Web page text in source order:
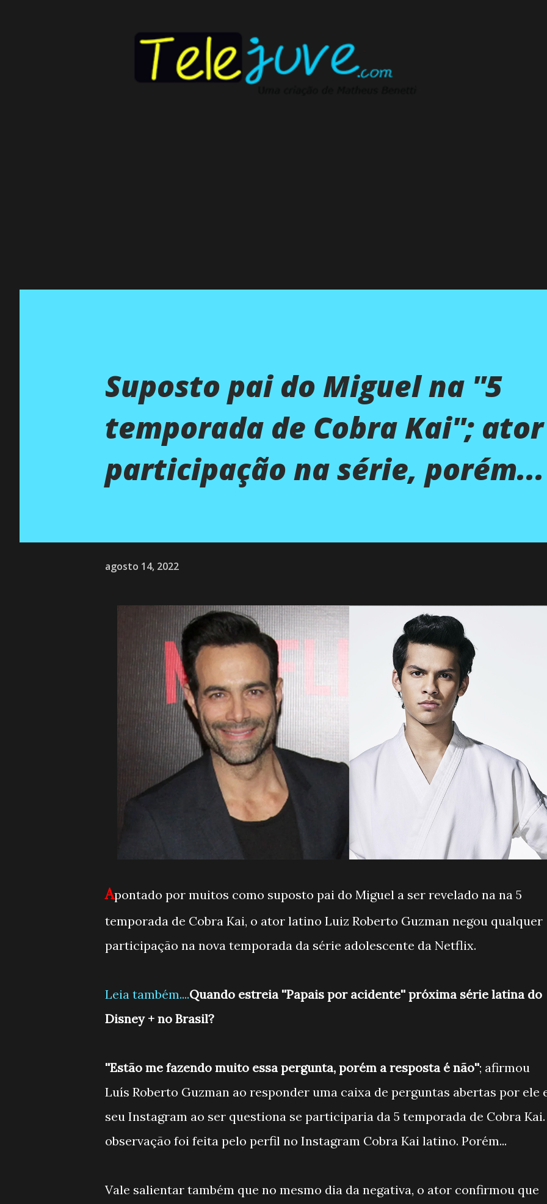
Suposto pai do Miguel na ''5
temporada de Cobra Kai'';
participação na série, porém...
agosto 14, 2022
Apontado por muitos como suposto pai do Miguel a ser revelado na na 5
temporada de Cobra Kai, o ator latino Luiz Roberto Guzman negou qualquer
participação na nova temporada da série adolescente da Netflix.
Leia também....Quando estreia ''Papais por acidente'' próxima série latina do
Disney + no Brasil?
''Estão me fazendo muito essa pergunta, porém a resposta é não''; afirmou
Luís Roberto Guzman ao responder uma caixa de perguntas abertas por ele
seu Instagram ao ser questiona se participaria da 5 temporada de Cobra Kai.
observação foi feita pelo perfil no Instagram Cobra Kai latino. Porém...
Vale salientar também que no mesmo dia da negativa, o ator confirmou que